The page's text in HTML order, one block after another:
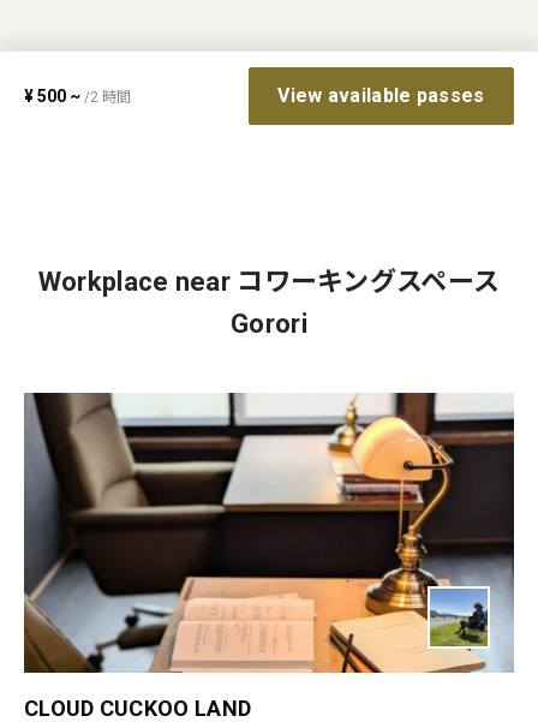
¥500 ~ /2 時間 View available passes
Workplace near コワーキングスペース
Gorori
CLOUD CUCKOO LAND